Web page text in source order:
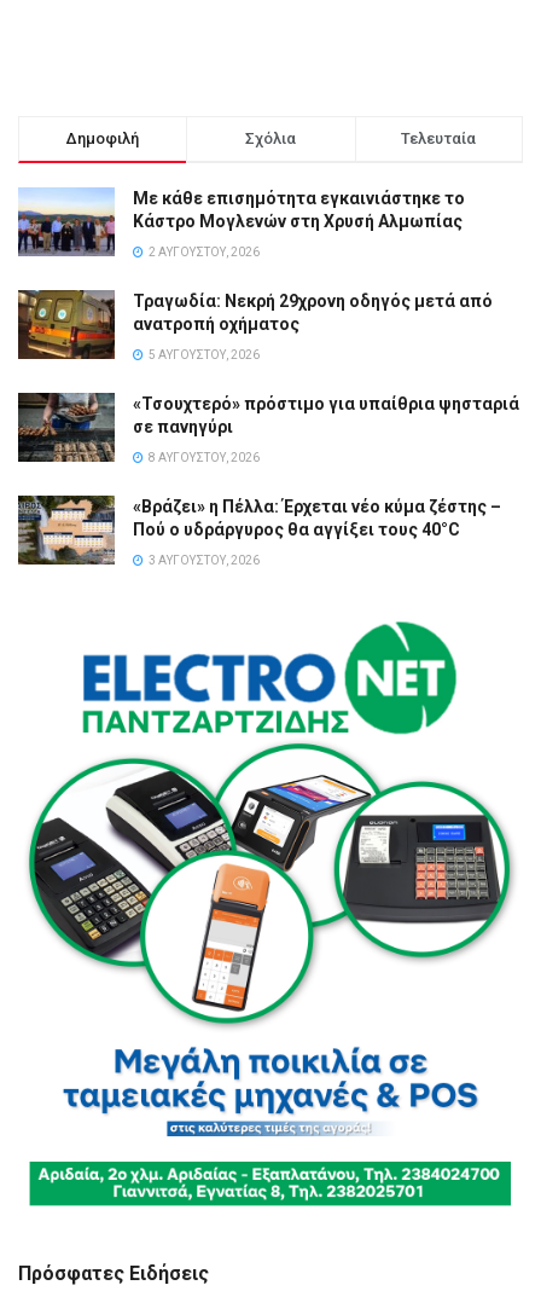
Δημοφιλή Σχόλια Τελευταία
Με κάθε επισημότητα εγκαινιάστηκε το
Κάστρο Μογλενών στη Χρυσή Αλμωπίας
2 ΑΥΓΟΎΣΤΟΥ, 2026
Τραγωδία: Νεκρή 29χρονη οδηγός μετά από
ανατροπή οχήματος
5 ΑΥΓΟΎΣΤΟΥ, 2026
«Τσουχτερό» πρόστιμο για υπαίθρια ψησταριά
σε πανηγύρι
8 ΑΥΓΟΎΣΤΟΥ, 2026
«Βράζει» η Πέλλα: Έρχεται νέο κύμα ζέστης –
Πού ο υδράργυρος θα αγγίξει τους 40°C
3 ΑΥΓΟΎΣΤΟΥ, 2026
Πρόσφατες Ειδήσεις